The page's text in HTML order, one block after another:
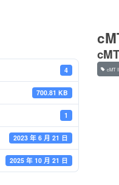
4
700.81 KB
1
2023 年 6 月 21 日
2025 年 10 月 21 日
cMT